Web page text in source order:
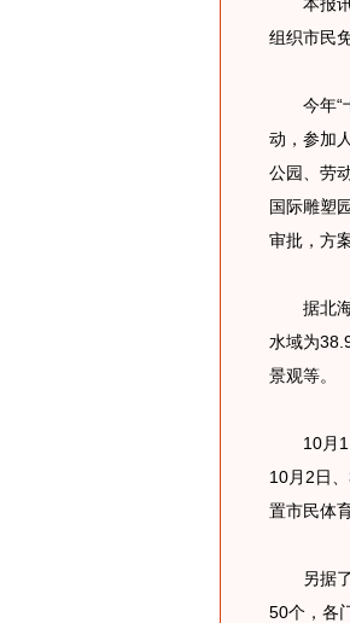
组织市民
今年“十
动，参加
公园、劳
国际雕塑
审批，方
据北海
水域为
景观等。
10月1日
10月2日
置市民体
另据了
50个，各